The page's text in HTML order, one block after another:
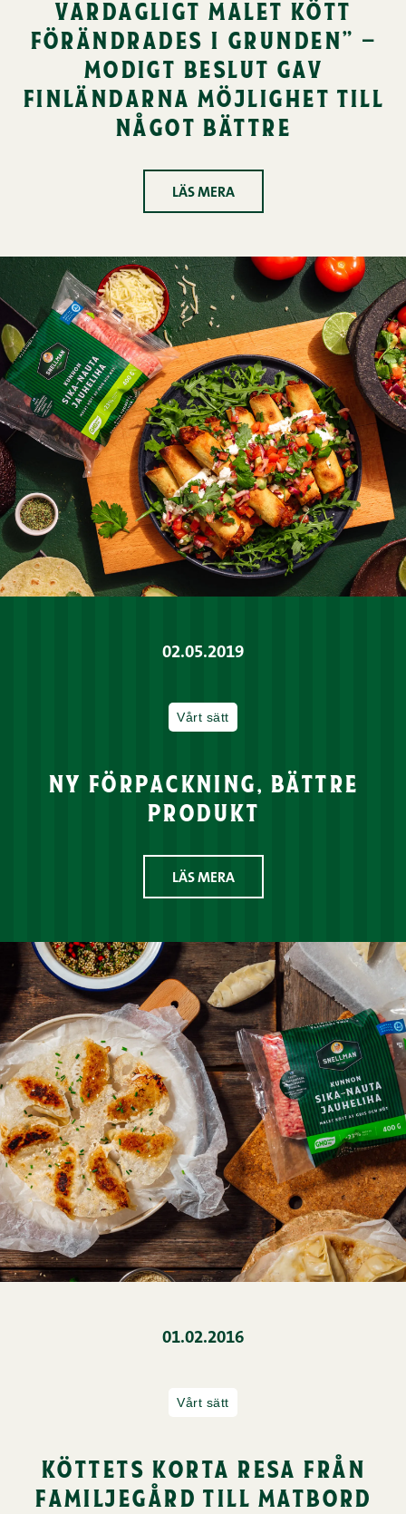
vardagligt malet kött
förändrades i grunden” –
modigt beslut gav
finländarna möjlighet till
något bättre
LÄS MERA
02.05.2019
Vårt sätt
ny förpackning, bättre
produkt
LÄS MERA
01.02.2016
Vårt sätt
köttets korta resa från
familjegård till matbord